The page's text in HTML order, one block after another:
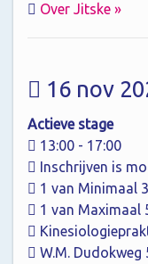
Over Jitske »
16 nov
Actieve stage
13:00 - 17:00
Inschrijven is
1 van Minimaal
1 van Maximaal
W.M. Dudokweg